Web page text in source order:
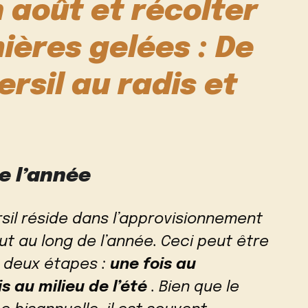
août et récolter
gelées : De
au radis et
l’année
réside dans l’approvisionnement
au long de l’année. Ceci peut être
étapes : une fois au
au milieu de l’été . Bien que le